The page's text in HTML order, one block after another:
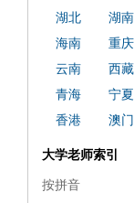
湖北
湖南
海南
重庆
云南
西藏
青海
宁夏
香港
澳门
大学老师索引
按拼音